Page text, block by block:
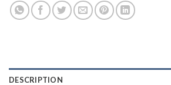
DESCRIPTION